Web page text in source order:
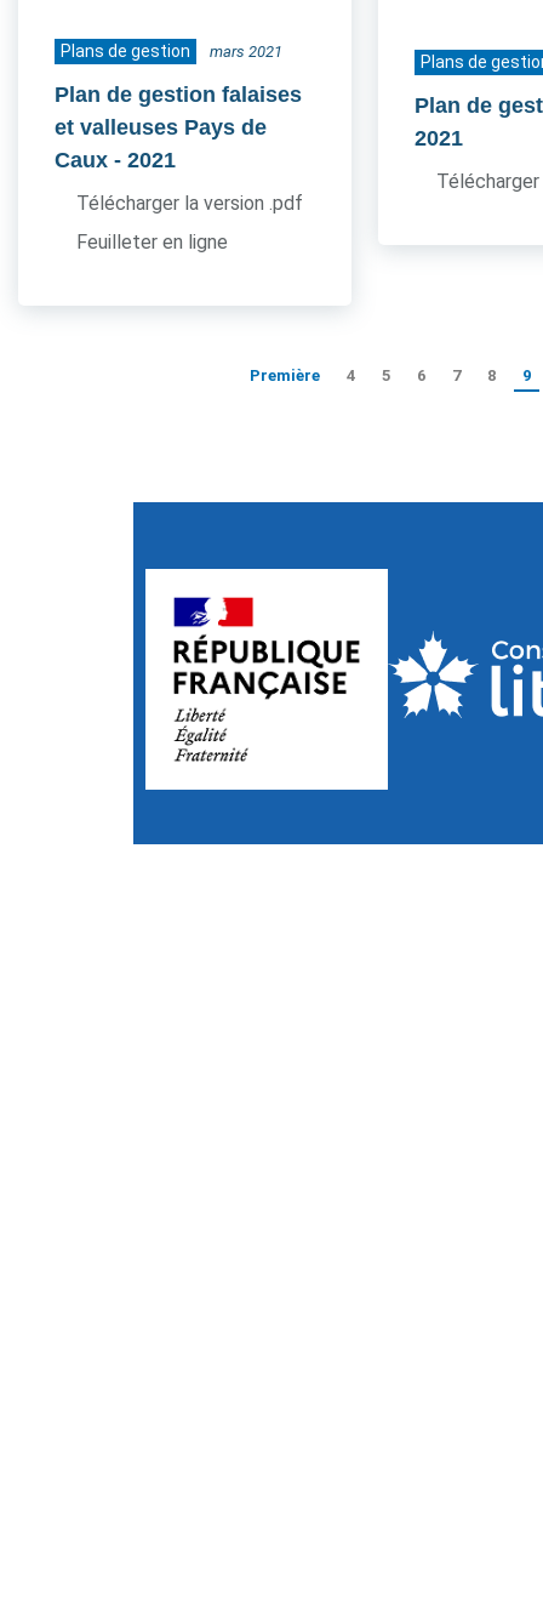
Plans de gestion mars 2021
Plan de gestion falaises
et valleuses Pays de
Caux - 2021
Télécharger la version .pdf
Feuilleter en ligne
Plans de
Plan de
2021
Première 4 5 6 7 8 9